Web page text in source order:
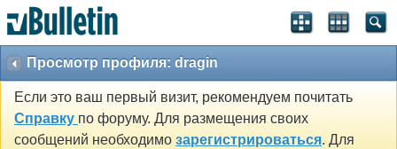
Просмотр профиля: dragin
Если это ваш первый визит, рекомендуем почитать
Справку по форуму. Для размещения своих
сообщений необходимо зарегистрироваться. Для